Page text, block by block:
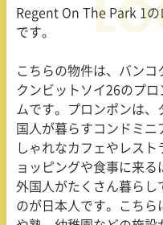
Regent On The Park 1 の
です。
こちらの物件は、バン
クンビットソイ26のプロ
ムです。プロンポンは
国人が暮らすコンドミ
しゃれなカフェやレス
ョッピングや食事に来
外国人がたくさん暮らし
のが日本人です。こちら